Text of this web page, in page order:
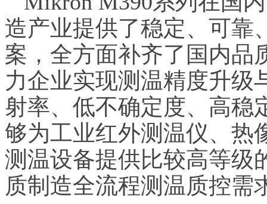
造产业提供了稳定、可靠
案，全方面补齐了国内品
力企业实现测温精度升级
射率、低不确定度、高稳
够为工业红外测温仪、热
测温设备提供比较高等级
质制造全流程测温质控需